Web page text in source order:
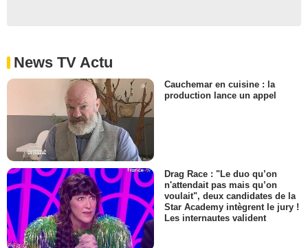
News TV Actu
Cauchemar en cuisine : la
production lance un appel
Drag Race : "Le duo qu’on
n'attendait pas mais qu’on
voulait", deux candidates de la
Star Academy intègrent le jury !
Les internautes valident